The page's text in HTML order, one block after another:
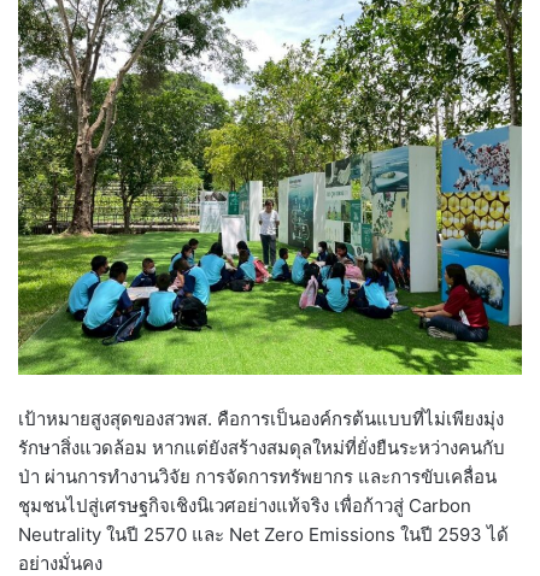
เป้าหมายสูงสุดของสวพส. คือการเป็นองค์กรต้นแบบที่ไม่เพียงมุ่ง
รักษาสิ่งแวดล้อม หากแต่ยังสร้างสมดุลใหม่ที่ยั่งยืนระหว่างคนกับ
ป่า ผ่านการทำงานวิจัย การจัดการทรัพยากร และการขับเคลื่อน
ชุมชนไปสู่เศรษฐกิจเชิงนิเวศอย่างแท้จริง เพื่อก้าวสู่ Carbon
Neutrality ในปี 2570 และ Net Zero Emissions ในปี 2593 ได้
อย่างมั่นคง